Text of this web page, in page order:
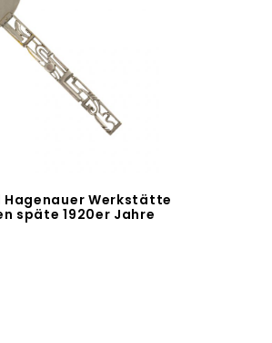
Hagenauer Werkstätte
späte 1920er Jahre